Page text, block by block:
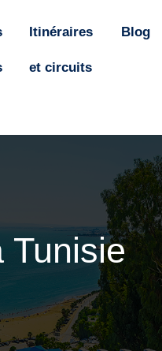
Itinéraires
et circuits
Blog
Tunisie